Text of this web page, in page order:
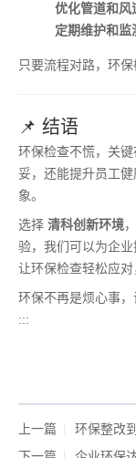
优化管道和风
定期维护和监
只要流程对路，环保
📌 结语
环保检查不慌，关
妥，还能提升员工
象。
选择 清科创新环境
验，我们可以为企业
让环保检查轻松应
环保不再是烦心事
:::
上一篇
环保整改